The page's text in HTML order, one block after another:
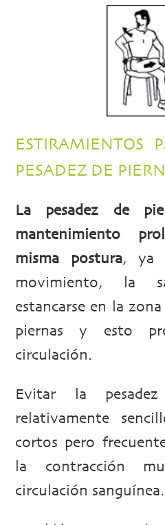
ESTIRAMIENTOS
PESADEZ DE
La pesadez de
mantenimiento
misma postura, ya
movimiento, la
estancarse en la
piernas y esto
circulación.
Evitar la
relativamente
cortos pero
la contracción
circulación sanguínea.